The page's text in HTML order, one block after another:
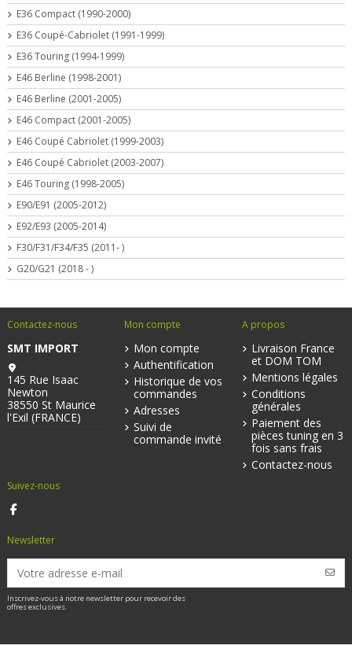
E36 Compact (1990-2000)
E36 Coupé-Cabriolet (1991-1999)
E36 Touring (1994-1999)
E46 Berline (1998-2001)
E46 Berline (2001-2005)
E46 Compact (2001-2005)
E46 Coupé Cabriolet (1999-2003)
E46 Coupé Cabriolet (2003-2007)
E46 Touring (1998-2005)
E90/E91 (2005-2012)
E92/E93 (2005-2014)
F30/F31/F34/F35 (2011- )
G20/G21 (2018 - )
Contactez-nous
SMT IMPORT
145 Rue Isaac
Newton
38550 St Maurice
l'Exil (FRANCE)
Mon compte
Mon compte
Authentification
Historique de vos
commandes
Adresses
Suivi de
commande invité
A propos
Livraison France
et DOM TOM
Mentions légales
Conditions
générales
Paiement des
pièces tuning en 3
fois sans frais
Contactez-nous
Suivez-nous
Newsletter
Inscrivez-vous à notre newsletter pour recevoir des
offres exclusives.